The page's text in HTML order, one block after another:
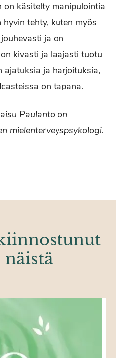
on käsitelty manipulointia
tehty, kuten myös
ja on
kivasti ja laajasti tuotu
ajatuksia ja harjoituksia,
on tapana.
Paulanto on
mielenterveyspsykologi.
näistä